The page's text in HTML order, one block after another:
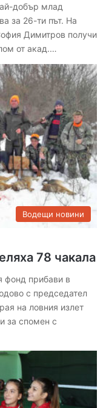
добър млад
за 26-ти път. На
Димитров получи
от акад.…
Водещи новини
78 чакала
фонд прибави в
с председател
на ловния излет
за спомен с